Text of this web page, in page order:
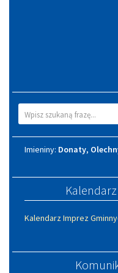
Wyszukiwarka
Imieniny
Imieniny: Donaty,
Kalendarz Imprez